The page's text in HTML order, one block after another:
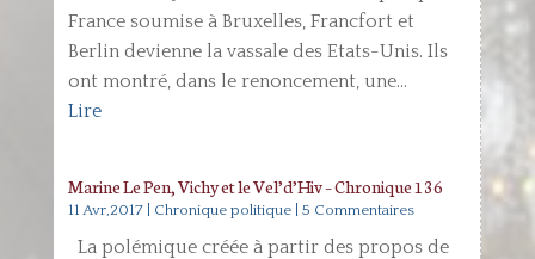
France soumise à Bruxelles, Francfort et
Berlin devienne la vassale des Etats-Unis. Ils
ont montré, dans le renoncement, une...
Lire
Marine Le Pen, Vichy et le Vel’d’Hiv – Chronique 136
11 Avr,2017| Chronique politique| 5 Commentaires
La polémique créée à partir des propos de